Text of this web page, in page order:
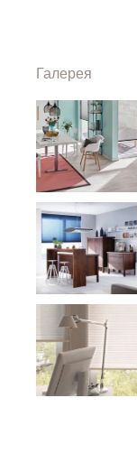
Галерея